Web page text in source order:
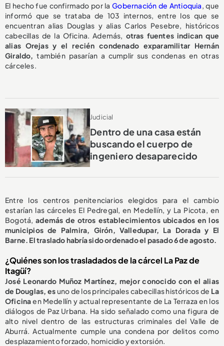
El hecho fue confirmado por laGobernación de Antioquia, que
informó que se trataba de 103 internos, entre los que se
encuentran alias Douglas y alias Carlos Pesebre, históricos
cabecillas de la Oficina. Además, otras fuentes indican que
alias Orejas y el recién condenado exparamilitar Hernán
Giraldo,también pasarían a cumplir sus condenas en otras
cárceles.
Judicial
Dentro de una casa están
buscando el cuerpo de
ingeniero desaparecido
Entre los centros penitenciarios elegidos para el cambio
estarían las cárceles El Pedregal, en Medellín, y La Picota, en
Bogotá,además de otros establecimientos ubicados en los
municipios de Palmira, Girón, Valledupar, La Dorada y El
Barne. El traslado habría sido ordenado el pasado 6 de agosto.
¿Quiénes son los trasladados de la cárcel La Paz de
Itagüí?
José Leonardo Muñoz Martínez, mejor conocido con el alias
de Douglas, esuno de los principales cabecillas históricos de La
Oficinaen Medellín y actual representante de La Terraza en los
diálogos de Paz Urbana. Ha sido señalado como una figura de
alto nivel dentro de las estructuras criminales del Valle de
Aburrá. Actualmente cumple una condena por delitos como
desplazamiento forzado, homicidio y extorsión.